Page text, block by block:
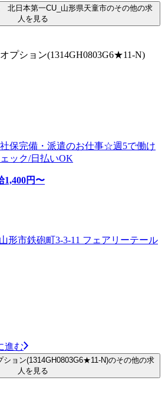
北日本第一CU_山形県天童市のその他の求
人を見る
プション(1314GH0803G6★11-N)
社保完備・派遣のお仕事☆週5で働け
ック/日払いOK
1,400円〜
形市鉄砲町3-3-11 フェアリーテール
進む
ション(1314GH0803G6★11-N)のその他の求
人を見る